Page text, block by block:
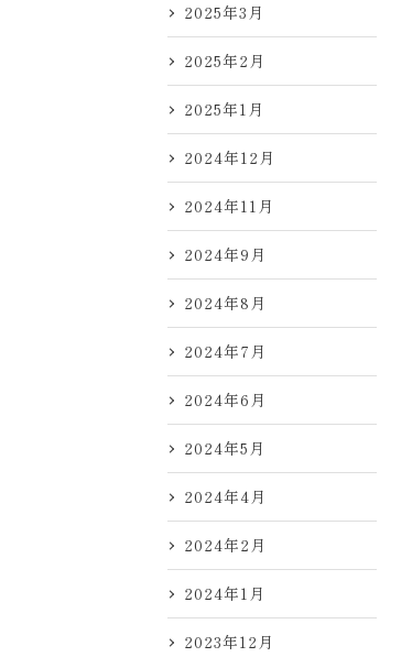
2025年3月
2025年2月
2025年1月
2024年12月
2024年11月
2024年9月
2024年8月
2024年7月
2024年6月
2024年5月
2024年4月
2024年2月
2024年1月
2023年12月